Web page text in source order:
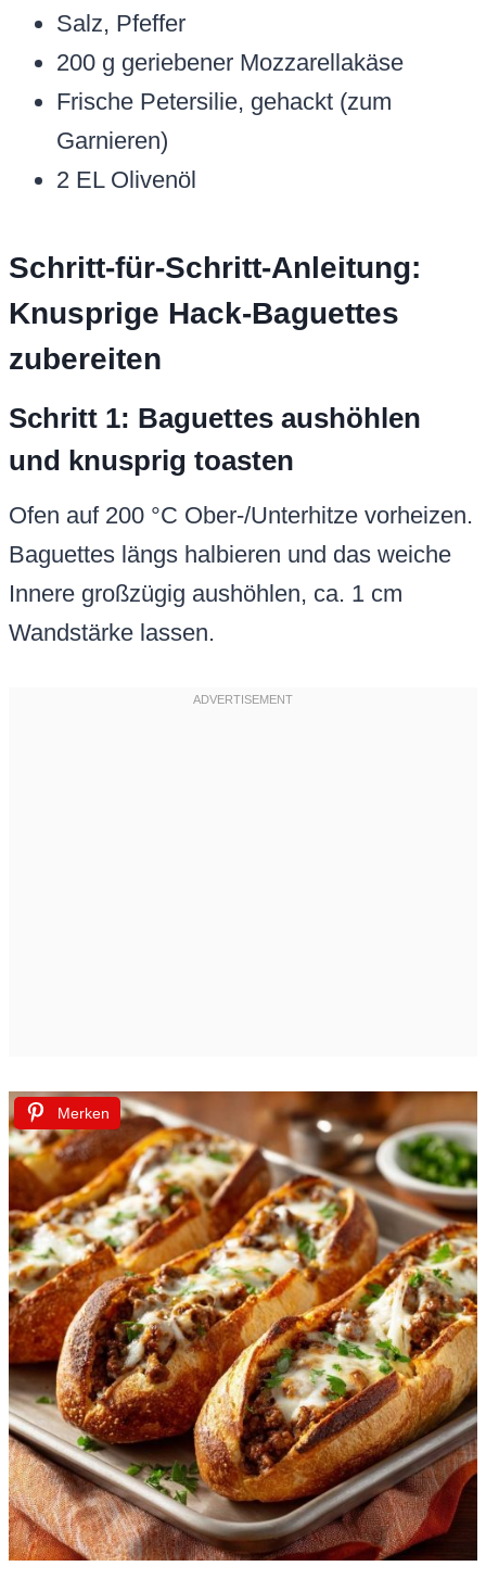
Salz, Pfeffer
200 g geriebener Mozzarellakäse
Frische Petersilie, gehackt (zum
Garnieren)
2 EL Olivenöl
Schritt-für-Schritt-Anleitung:
Knusprige Hack-Baguettes
zubereiten
Schritt 1: Baguettes aushöhlen
und knusprig toasten
Ofen auf 200 °C Ober-/Unterhitze vorheizen.
Baguettes längs halbieren und das weiche
Innere großzügig aushöhlen, ca. 1 cm
Wandstärke lassen.
Merken